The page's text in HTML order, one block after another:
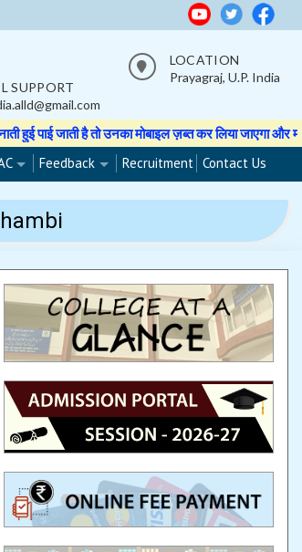
SUPPORT
LOCATION
Prayagraj, U.P. India
मोबाइल ज़ब्त कर लिया जाएगा और मोबाइल वापस नहीं
Feedback Recruitment Contact Us